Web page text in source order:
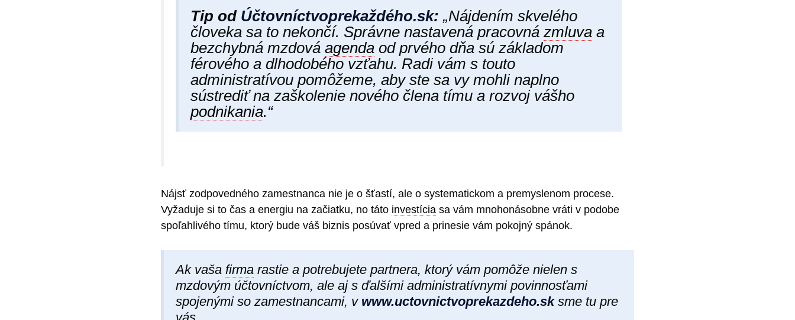
Tip od Účtovníctvoprekaždéh​o.sk: „Nájdením skvelého
človeka sa to nekončí. Správne nastavená pracovná zmluva a
bezchybná mzdová agenda od prvého dňa sú základom
férového a dlhodobého vzťahu. Radi vám s touto
administratívou pomôžeme, aby ste sa vy mohli naplno
sústrediť na zaškolenie nového člena tímu a rozvoj vášho
podnikania.“
Nájsť zodpovedného zamestnanca nie je o šťastí, ale o systematickom a premyslenom procese.
Vyžaduje si to čas a energiu na začiatku, no táto investícia sa vám mnohonásobne vráti v podobe
spoľahlivého tímu, ktorý bude váš biznis posúvať vpred a prinesie vám pokojný spánok.
Ak vaša firma rastie a potrebujete partnera, ktorý vám pomôže nielen s
mzdovým účtovníctvom, ale aj s ďalšími administratívnymi povinnosťami
spojenými so zamestnancami, v www.uctovnictvoprekazdeho.sk sme tu pre